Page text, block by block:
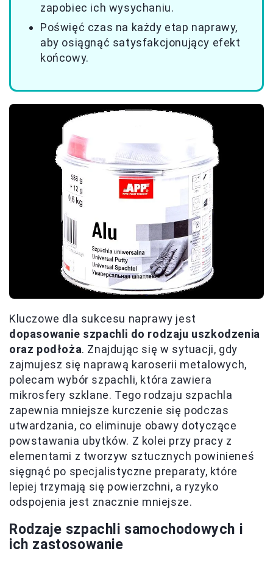
zapobiec ich wysychaniu.
Poświęć czas na każdy etap naprawy,
aby osiągnąć satysfakcjonujący efekt
końcowy.
Kluczowe dla sukcesu naprawy jest
dopasowanie szpachli do rodzaju uszkodzenia
oraz podłoża. Znajdując się w sytuacji, gdy
zajmujesz się naprawą karoserii metalowych,
polecam wybór szpachli, która zawiera
mikrosfery szklane. Tego rodzaju szpachla
zapewnia mniejsze kurczenie się podczas
utwardzania, co eliminuje obawy dotyczące
powstawania ubytków. Z kolei przy pracy z
elementami z tworzyw sztucznych powinieneś
sięgnąć po specjalistyczne preparaty, które
lepiej trzymają się powierzchni, a ryzyko
odspojenia jest znacznie mniejsze.
Rodzaje szpachli samochodowych i
ich zastosowanie